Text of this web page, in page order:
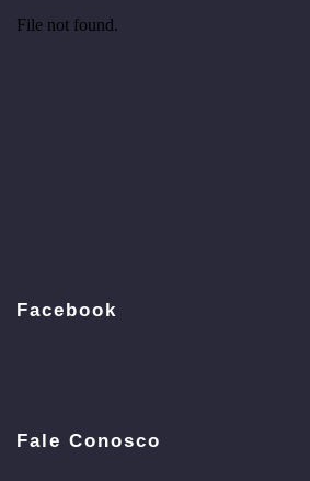
Facebook
Fale Conosco